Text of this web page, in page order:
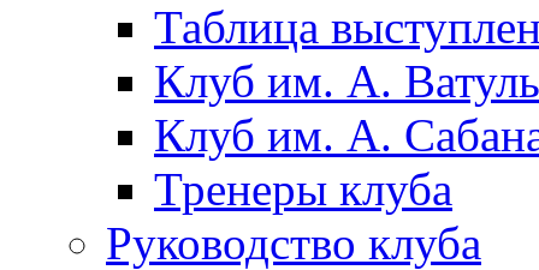
Таблица
Клуб им. А.
Клуб им. А.
Тренеры клуба
Руководство клуба